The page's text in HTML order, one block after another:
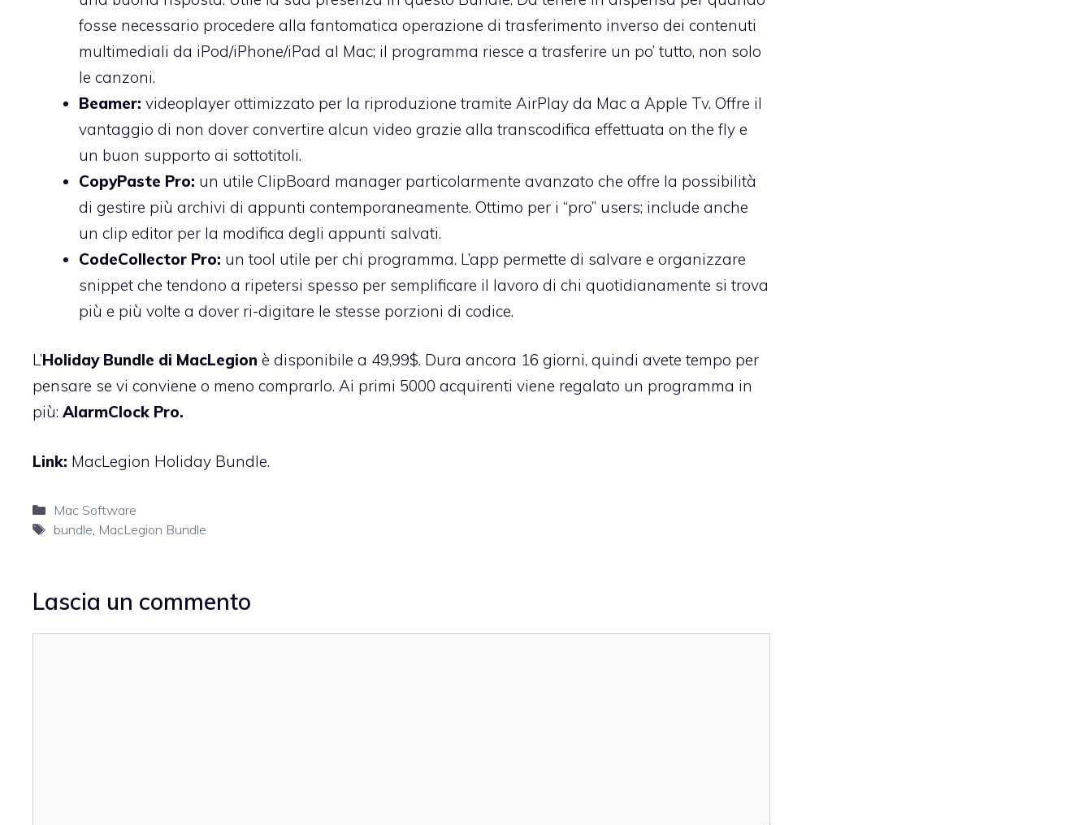
fosse necessario procedere alla fantomatica operazione di trasferimento inverso dei contenuti
multimediali da iPod/iPhone/iPad al Mac; il programma riesce a trasferire un po’ tutto, non solo
le canzoni.
Beamer: videoplayer ottimizzato per la riproduzione tramite AirPlay da Mac a Apple Tv. Offre il
vantaggio di non dover convertire alcun video grazie alla transcodifica effettuata on the fly e
un buon supporto ai sottotitoli.
CopyPaste Pro: un utile ClipBoard manager particolarmente avanzato che offre la possibilità
di gestire più archivi di appunti contemporaneamente. Ottimo per i “pro” users; include anche
un clip editor per la modifica degli appunti salvati.
CodeCollector Pro: un tool utile per chi programma. L’app permette di salvare e organizzare
snippet che tendono a ripetersi spesso per semplificare il lavoro di chi quotidianamente si trova
più e più volte a dover ri-digitare le stesse porzioni di codice.
L’Holiday Bundle di MacLegion è disponibile a 49,99$. Dura ancora 16 giorni, quindi avete tempo per
pensare se vi conviene o meno comprarlo. Ai primi 5000 acquirenti viene regalato un programma in
più: AlarmClock Pro.
Link: MacLegion Holiday Bundle.
Categorie
Mac Software
Tag
bundle, MacLegion Bundle
Lascia un commento